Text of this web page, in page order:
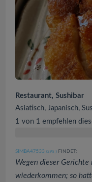
Restaurant, Sushibar
Asiatisch, Japanisch,
1 von 1 empfehlen
SIMBA47533 (298 ) FINDET:
Wegen dieser
wiederkommen; so